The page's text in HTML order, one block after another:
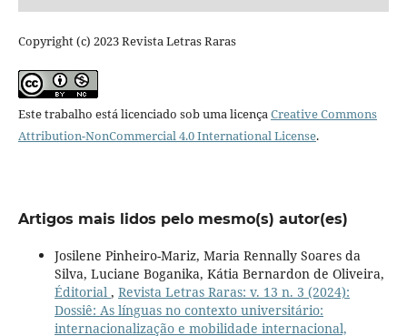
Copyright (c) 2023 Revista Letras Raras
Este trabalho está licenciado sob uma licençaCreative Commons
Attribution-NonCommercial 4.0 International License.
Artigos mais lidos pelo mesmo(s) autor(es)
Josilene Pinheiro-Mariz, Maria Rennally Soares da
Silva, Luciane Boganika, Kátia Bernardon de Oliveira,
Éditorial , Revista Letras Raras: v. 13 n. 3 (2024):
Dossiê: As línguas no contexto universitário:
internacionalização e mobilidade internacional,